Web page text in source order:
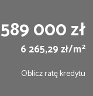
589 000 zł
6 265,29 zł/m2
Oblicz ratę kredytu